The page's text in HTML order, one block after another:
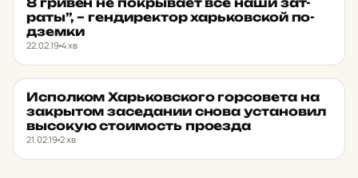
раты”, – ген­ди­рек­тор харь­ков­ской по­
дзем­ки
22.02.19 4 хв
НОВИНИ ХАРКОВА ★ ОБРАНЕ
Ис­пол­ком Харь­ков­ско­го гор­со­ве­та на
зак­рытом за­се­да­нии снова ус­та­но­вил
высо­кую сто­и­мость про­ез­да
21.02.19 2 хв